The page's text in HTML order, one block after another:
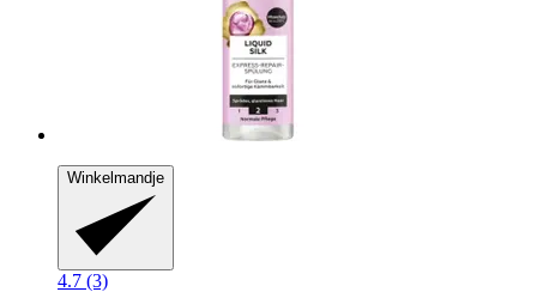
Winkelmandje
4.7 (3)